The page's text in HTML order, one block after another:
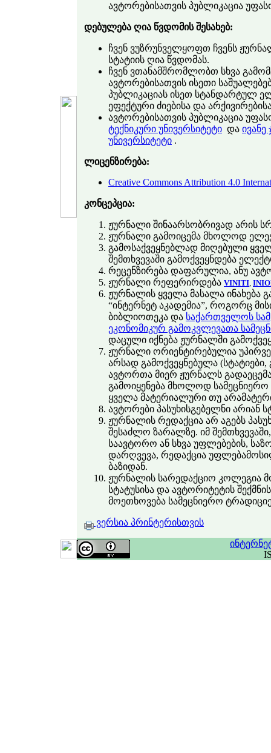
ავტორებისათვის პუბლიკაცია
დებულება ღია წვდომის შესახებ:
ჩვენ ვუზრუნველყოფთ ჩვენს
სტატიის ღია წვდომას.
ჩვენ ვთანამშრომლობთ სხვა
ავტორებისათვის ისეთი
პუბლიკაციას ისეთ სტანდარტულ
ეფექტური ძიებისა და
ავტორებისათვის პუბლიკაცია
ტექნიკური უნივერსიტეტი და
უნივერსიტეტი .
ლიცენზირება:
Creative Commons Attribution 4.0
კონცეპცია:
ჟურნალი შინაარსობრივად არის
ჟურნალი გამოიცემა მხოლოდ
გამოსაქვეყნებლად მიღებული
შემთხვევაში გამოქვეყნდება
რეცენზირება დაფარულია, ანუ
ჟურნალი რეფერირდება VINITI,
ჟურნალის ყველა მასალა ინახება
“ინტერნეტ აკადემია”, როგორც
ბიბლიოთეკა და საქართველოს
ეკონომიკურ გამოკვლევათა
დაცული იქნება ჟურნალში
ჟურნალი ორიენტირებულია
არსად გამოქვეყნებულა
ავტორთა მიერ ჟურნალს
გამოიყენება მხოლოდ სამეცნიერო
ყველა მატერიალური თუ
ავტორები პასუხისგებელნი არიან
ჟურნალის რედაქცია არ აგებს
შესაძლო ზარალზე. იმ
საავტორო ან სხვა უფლებების,
დარღვევა, რედაქცია
ბაზიდან.
ჟურნალის სარედაქციო კოლეგია
სტატუსისა და ავტორიტეტის
მოეთხოვება სამეცნიერო
ვერსია პრინტერისთვის